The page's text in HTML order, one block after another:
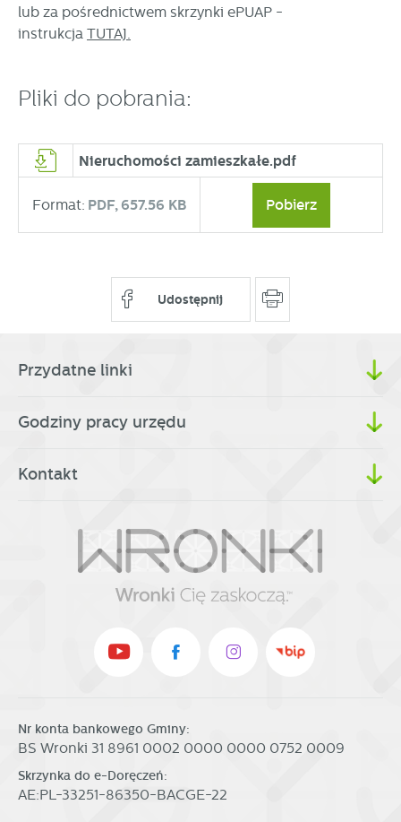
lub za pośrednictwem skrzynki ePUAP -
instrukcja TUTAJ.
Pliki do pobrania:
Nieruchomości zamieszkałe.pdf
Format: PDF, 657.56 KB Pobierz
Udostępnij
Przydatne linki
Godziny pracy urzędu
Kontakt
Nr konta bankowego Gminy:
BS Wronki 31 8961 0002 0000 0000 0752 0009
Skrzynka do e-Doręczeń:
AE:PL-33251-86350-BACGE-22